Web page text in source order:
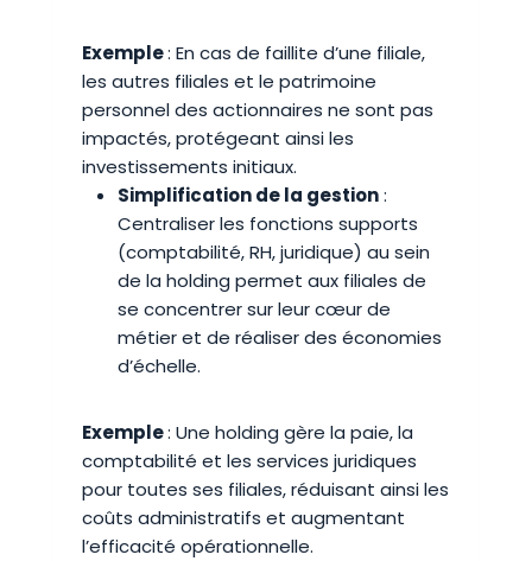
Exemple: En cas de faillite d’une filiale,
les autres filiales et le patrimoine
personnel des actionnaires ne sont pas
impactés, protégeant ainsi les
investissements initiaux.
Simplification de la gestion:
Centraliser les fonctions supports
(comptabilité, RH, juridique) au sein
de la holding permet aux filiales de
se concentrer sur leur cœur de
métier et de réaliser des économies
d’échelle.
Exemple: Une holding gère la paie, la
comptabilité et les services juridiques
pour toutes ses filiales, réduisant ainsi les
coûts administratifs et augmentant
l’efficacité opérationnelle.